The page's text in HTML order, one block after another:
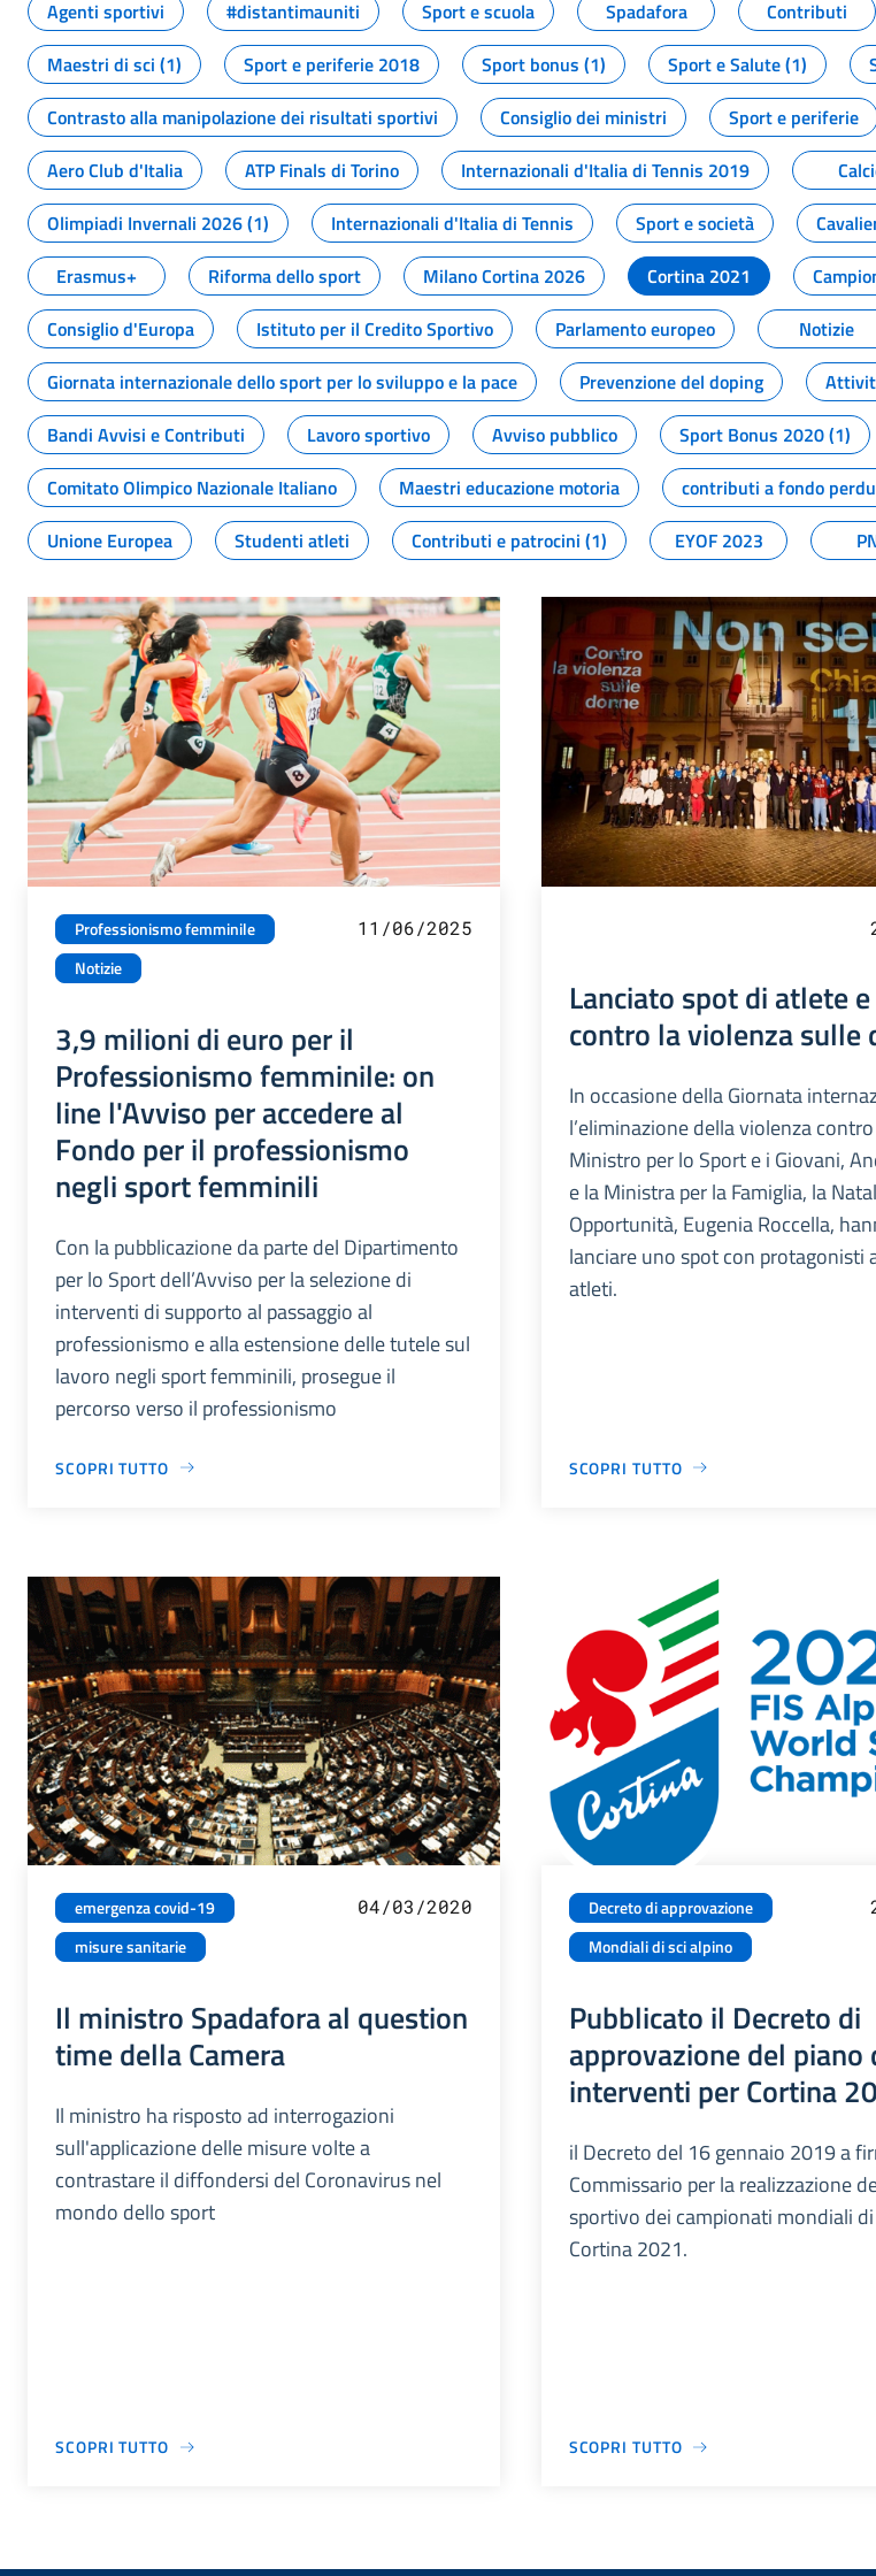
Agenti sportivi
#distantimauniti Sport e scuola Spadafora Contributi
Maestri di sci (1)
Sport e periferie 2018 Sport bonus (1) Sport e Salute (1)
Contrasto alla manipolazione dei risultati sportivi
Consiglio dei ministri Sport e periferie
Aero Club d'Italia
ATP Finals di Torino Internazionali d'Italia di Tennis 2019
Olimpiadi Invernali 2026 (1)
Internazionali d'Italia di Tennis Sport e società
Erasmus+
Riforma dello sport Milano Cortina 2026 Cortina 2021
Consiglio d'Europa
Istituto per il Credito Sportivo Parlamento europeo Notizie
Giornata internazionale dello sport per lo sviluppo e la pace
Prevenzione del doping
Bandi Avvisi e Contributi
Lavoro sportivo Avviso pubblico Sport Bonus 2020 (1)
Comitato Olimpico Nazionale Italiano
Maestri educazione motoria contributi a fondo
Unione Europea
Studenti atleti Contributi e patrocini (1) EYOF 2023
Professionismo femminile
Notizie
11/06/2025
3,9 milioni di euro per il
Professionismo femminile: on
line l'Avviso per accedere al
Fondo per il professionismo
negli sport femminili
Con la pubblicazione da parte del Dipartimento
per lo Sport dell’Avviso per la selezione di
interventi di supporto al passaggio al
professionismo e alla estensione delle tutele sul
lavoro negli sport femminili, prosegue il
percorso verso il professionismo
SCOPRI TUTTO
Lanciato spot di atlete
contro la violenza sulle
In occasione della Giornata
l’eliminazione della violenza
Ministro per lo Sport e i Giovani,
e la Ministra per la Famiglia, la
Opportunità, Eugenia Roccella,
lanciare uno spot con protagonisti
atleti.
SCOPRI TUTTO
emergenza covid-19
misure sanitarie
04/03/2020
Il ministro Spadafora al question
time della Camera
Il ministro ha risposto ad interrogazioni
sull'applicazione delle misure volte a
contrastare il diffondersi del Coronavirus nel
mondo dello sport
SCOPRI TUTTO
Decreto di approvazione
Mondiali di sci alpino
Pubblicato il Decreto di
approvazione del piano
interventi per Cortina
il Decreto del 16 gennaio 2019 a
Commissario per la realizzazione
sportivo dei campionati mondiali
Cortina 2021.
SCOPRI TUTTO